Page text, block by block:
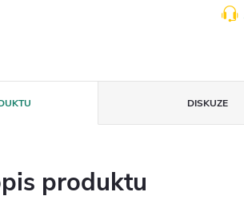
DISKUZE
produktu